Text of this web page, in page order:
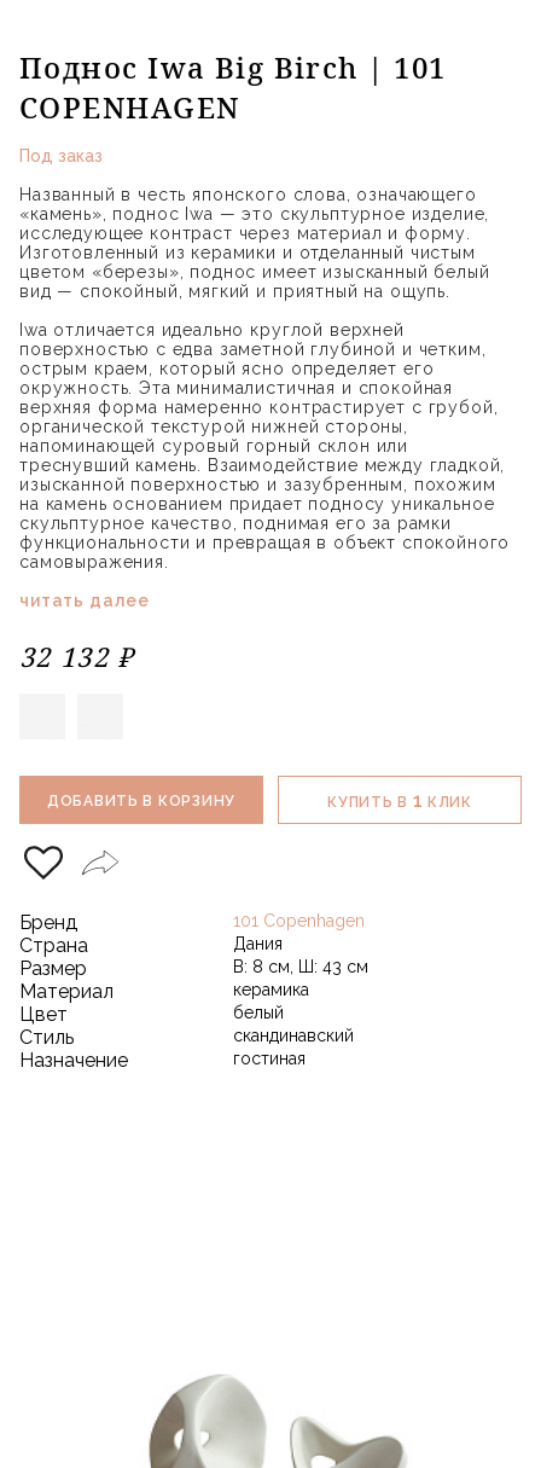
Поднос Iwa Big Birch | 101
COPENHAGEN
Под заказ
Названный в честь японского слова, означающего
«камень», поднос Iwa — это скульптурное изделие,
исследующее контраст через материал и форму.
Изготовленный из керамики и отделанный чистым
цветом «березы», поднос имеет изысканный белый
вид — спокойный, мягкий и приятный на ощупь.
Iwa отличается идеально круглой верхней
поверхностью с едва заметной глубиной и четким,
острым краем, который ясно определяет его
окружность. Эта минималистичная и спокойная
верхняя форма намеренно контрастирует с грубой,
органической текстурой нижней стороны,
напоминающей суровый горный склон или
треснувший камень. Взаимодействие между гладкой,
изысканной поверхностью и зазубренным, похожим
на камень основанием придает подносу уникальное
скульптурное качество, поднимая его за рамки
функциональности и превращая в объект спокойного
самовыражения.
читать далее
32 132 ₽
ДОБАВИТЬ В КОРЗИНУ КУПИТЬ В 1 КЛИК
Бренд 101 Copenhagen
Страна Дания
Размер В: 8 см, Ш: 43 см
Материал керамика
Цвет белый
Стиль скандинавский
Назначение гостиная